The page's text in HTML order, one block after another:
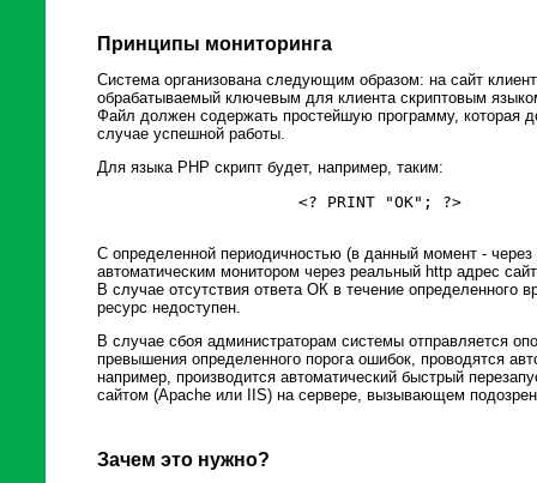
Принципы мониторинга
Система организована следующим образом: на сайт
обрабатываемый ключевым для клиента скриптовым
Файл должен содержать простейшую программу, которая
случае успешной работы.
Для языка PHP скрипт будет, например, таким:
С определенной периодичностью (в данный момент -
автоматическим монитором через реальный http адрес
В случае отсутствия ответа ОК в течение определенного
ресурс недоступен.
В случае сбоя администраторам системы отправляется
превышения определенного порога ошибок, проводятся
например, производится автоматический быстрый
сайтом (Apache или IIS) на сервере, вызывающем
Зачем это нужно?